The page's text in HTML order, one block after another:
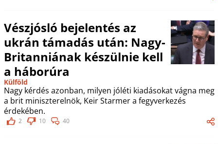
Vészjósló bejelentés az
ukrán támadás után: Nagy-
Britanniának készülnie kell
a háborúra
Külföld
Nagy kérdés azonban, milyen jóléti kiadásokat vágna meg
a brit miniszterelnök, Keir Starmer a fegyverkezés
érdekében.
2 10 40